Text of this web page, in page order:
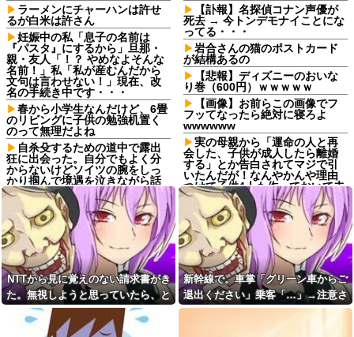
ラーメンにチャーハンは許せ
るが白米は許さん
妊娠中の私「息子の名前は
『パスタ』にするから」旦那・
親・友人「！？ やめなよそんな
名前！」私「私が産むんだから
文句は言わせない！」現在、改
名の手続き中です・・・
春から小学生なんだけど、6畳
のリビングに子供の勉強机置く
のって無理だよね
自杀殳するための道中で露出
狂に出会った。自分でもよく分
からないけどソイツの腕をしっ
かり掴んで境遇を泣きながら話
した。すると露出狂は…
コトメ「あなたには無理でし
ょ？」私「できますけど？」→
何も知らない前提で話しかけて
くるコトメが止まらず…
彼氏から突然振られた。理由
を聞くと「生ハムチーズクレー
プ食べたから」と言われて…
転勤がなくて家から近くて仕
事も楽そうだけど一人暮らしす
るチャンスを逃してずっと実家
暮らしになりそう
【訃報】名探偵コナン声優が
死去 → 今トンデモナイことにな
ってる・・・
岩合さんの猫のポストカード
が結構あるの
【悲報】ディズニーのおいな
り巻（600円）ｗｗｗｗｗ
【画像】お前らこの画像でフ
フッてなったら絶対に寝ろよ
wwwwww
実の母親から「運命の人と再
会した、子供が成人したら離婚
する」とか告白されてマジで引
いたんだが！なんやかんや理由
つけて子供4人も作っておいて未
成年の子供に言う話かよ！
【衝撃画像】有名セクシー女
優さん、整形手術に大失敗して
撮影不能に⇒！！
取引先の接待で彼氏が突然
「ミスタァァアァァァァアアア
アァァ、ムンラァァァイ！」
切迫流産で自宅安静の私…な
のに義弟が「シャワー貸して」
「泊めて」と嫌がらせレベルの
NTTから見に覚えのない請求書がき
た。無視しようと思っていたら、と
んでもない事実が判明して…
新幹線で。車掌「グリーン車からご
退出ください」乗客「…」→注意さ
れても動かない乗客を見ていたら、
その直後まさかの展開に…